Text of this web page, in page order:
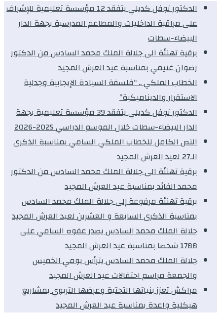
الدكتور نوفل كديلي يتفقد 12 مؤسسة تعليمية للإشراف
على مراقبة الداخليات والمطاعم المدرسية بجهة الدار
البيضاء-سطات
برقية تهنئة الى جلالة الملك محمد السادس من الدكتور
رضوان غنيمي بمناسبة عيد العرش المجيد
الخطاب الملكي .. “فلسفة السيادة الإيجابية وجدلية
الاستقرار والديناميكية”
الدكتور نوفل كديلي يتفقد 39 مؤسسة تعليمية بجهة
الدار البيضاء-سطات خلال الموسم الدراسي 2025-2026
النص الكامل للخطاب الملكي السامي بمناسبة الذكرى
الـ27 لعيد العرش المجيد
برقية تهنئة الى جلالة الملك محمد السادس من الدكتور
محمد الفائد بمناسبة عيد العرش المجيد
برقية تهنئة مرفوعة إلى جلالة الملك محمد السادس
بمناسبة الذكرى السابعة و العشرين لعيد العرش المجيد
جلالة الملك محمد السادس يصدر عفوه السامي على
1788 شخصا بمناسبة عيد العرش المجيد
جلالة الملك محمد السادس يترأس يومي الخميس
والجمعة مراسم احتفالات عيد العرش المجيد
مراكش تعزز بنياتها التحتية وعرضها التربوي بمشاريع
هيكلية واعدة بمناسبة عيد العرش المجيد